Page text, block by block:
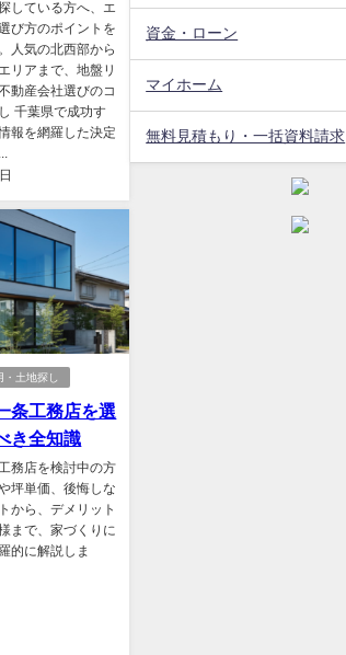
している方へ、エ
び方のポイントを
人気の北西部から
リアまで、地盤リ
動産会社選びのコ
千葉県で成功す
報を網羅した決定
土地探し
条工務店を選
き全知識
務店を検討中の方
坪単価、後悔しな
から、デメリット
まで、家づくりに
的に解説しま
資金・ローン
マイホーム
無料見積もり・一括資料請求